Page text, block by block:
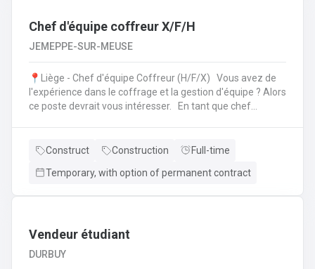
Chef d'équipe coffreur X/F/H
JEMEPPE-SUR-MEUSE
📍Liège - Chef d'équipe Coffreur (H/F/X) Vous avez de
l'expérience dans le coffrage et la gestion d'équipe ? Alors
ce poste devrait vous intéresser. En tant que chef
travailler principalement sur des chantiers privés
de la demande ;veillerez à la bonne utilisation des outils et
Construct Construction
Full-time
Temporary, with option of permanent contract
Vendeur étudiant
DURBUY